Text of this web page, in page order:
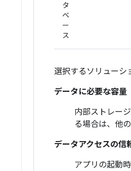
タ
ベ
ー
ス
選択するソリューシ
データに必要な容量
内部ストレー
る場合は、他
データアクセスの信
アプリの起動